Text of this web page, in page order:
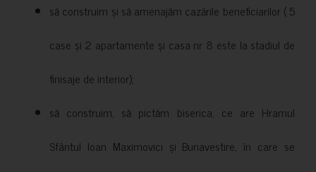
să construim și să amenajăm cazările beneficiarilor ( 5
case și 2 apartamente și casa nr 8 este la stadiul de
finisaje de interior);
să construim, să pictăm biserica, ce are Hramul
Sfântul Ioan Maximovici și Bunavestire, în care se